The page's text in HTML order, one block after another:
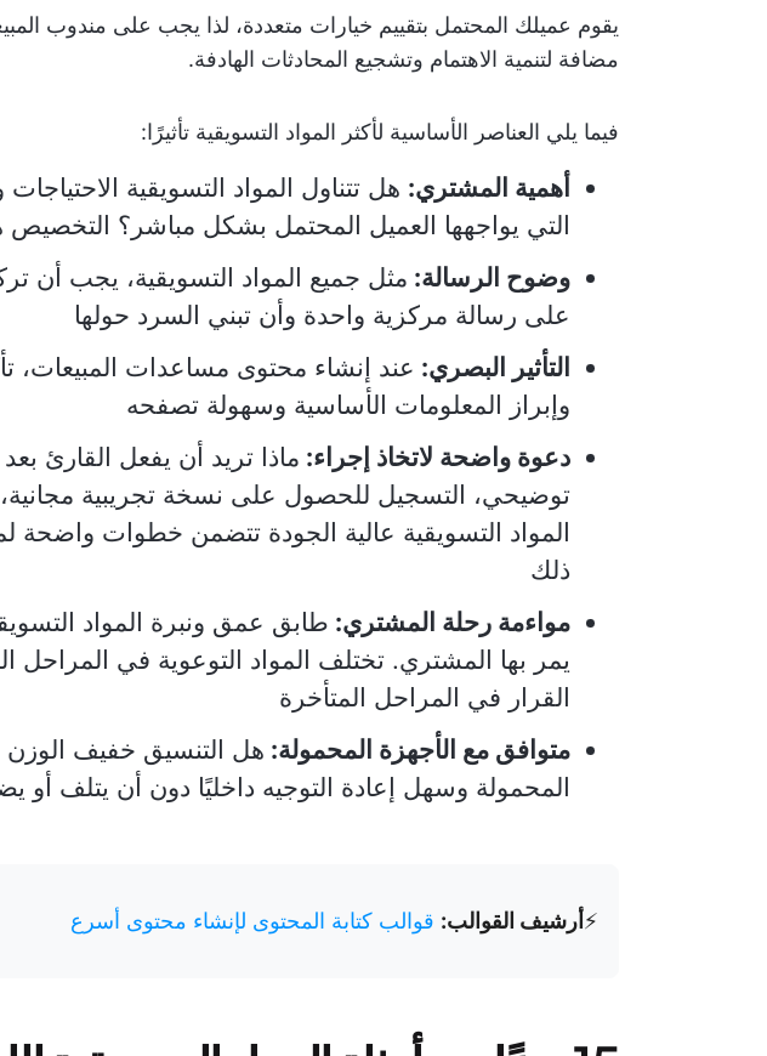
يقوم عميلك المحتمل بتقييم خيارات متعددة، لذا يجب على مندوب
مضافة لتنمية الاهتمام وتشجيع المحادثات الهادفة.
فيما يلي العناصر الأساسية لأكثر المواد التسويقية تأثيرًا:
أهمية المشتري: هل تتناول المواد التسويقية
التي يواجهها العميل المحتمل بشكل مباشر؟ التخصيص
وضوح الرسالة: مثل جميع المواد التسويقية، يجب أن
على رسالة مركزية واحدة وأن تبني السرد حولها
التأثير البصري: عند إنشاء محتوى مساعدات المبيعات،
وإبراز المعلومات الأساسية وسهولة تصفحه
دعوة واضحة لاتخاذ إجراء: ماذا تريد أن يفعل القارئ
توضيحي، التسجيل للحصول على نسخة تجريبية
المواد التسويقية عالية الجودة تتضمن خطوات واضحة
ذلك
مواءمة رحلة المشتري: طابق عمق ونبرة المواد
يمر بها المشتري. تختلف المواد التوعوية في المراحل
القرار في المراحل المتأخرة
متوافق مع الأجهزة المحمولة: هل التنسيق خفيف الوزن
المحمولة وسهل إعادة التوجيه داخليًا دون أن يتلف أو
⚡️ أرشيف القوالب: قوالب كتابة المحتوى لإنشاء محتوى أسرع